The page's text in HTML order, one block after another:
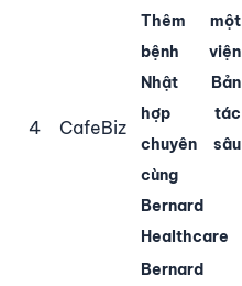
4 CafeBiz
Thêm một
bệnh viện
Nhật Bản
hợp tác
chuyên sâu
cùng
Bernard
Healthcare
Bernard